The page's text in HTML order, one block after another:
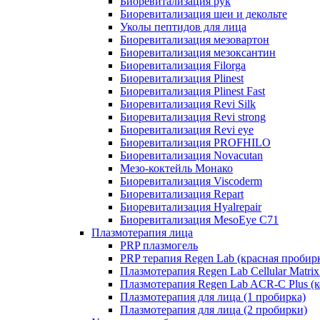
Биоревитализация шеи и декольте
Уколы пептидов для лица
Биоревитализация мезовартон
Биоревитализация мезоксантин
Биоревитализация Filorga
Биоревитализация Plinest
Биоревитализация Plinest Fast
Биоревитализация Revi Silk
Биоревитализация Revi strong
Биоревитализация Revi eye
Биоревитализация PROFHILO
Биоревитализация Novacutan
Мезо-коктейль Монако
Биоревитализация Viscoderm
Биоревитализация Repart
Биоревитализация Hyalrepair
Биоревитализация MesoEye C71
Плазмотерапия лица
PRP плазмогель
PRP терапия Regen Lab (красная
Плазмотерапия Regen Lab Cellular
Плазмотерапия Regen Lab ACR-C Plus
Плазмотерапия для лица (1 пробирка)
Плазмотерапия для лица (2 пробирки)